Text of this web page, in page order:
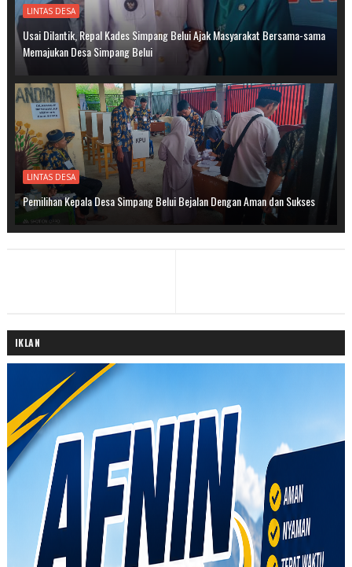
LINTAS DESA
Usai Dilantik, Repal Kades Simpang Belui Ajak Masyarakat Bersama-sama
Memajukan Desa Simpang Belui
LINTAS DESA
Pemilihan Kepala Desa Simpang Belui Bejalan Dengan Aman dan Sukses
IKLAN